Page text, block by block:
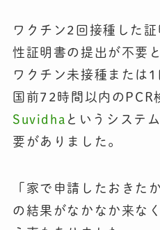
ワクチン2回接種した
性証明書の提出が不要
ワクチン未接種または
国前72時間以内のPCR
Suvidha というシステ
要がありました。
「家で申請したおきた
の結果がなかなか来な